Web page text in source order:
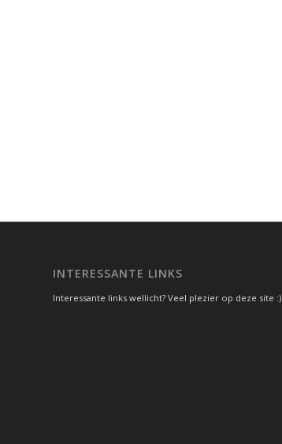
INTERESSANTE LINKS
Interessante links wellicht? Veel plezier op deze site :)